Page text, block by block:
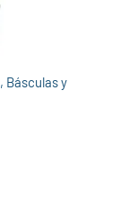
, Básculas y